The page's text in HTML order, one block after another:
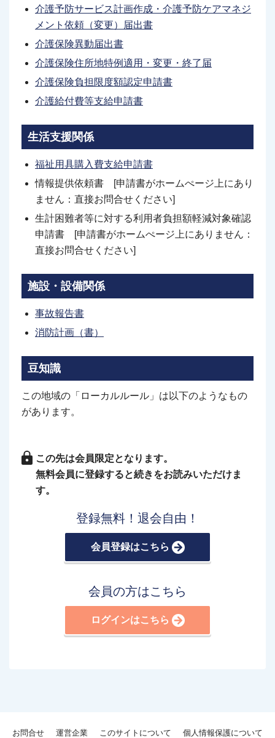
介護予防サービス計画作成・介護予防ケアマネジ
メント依頼（変更）届出書
介護保険異動届出書
介護保険住所地特例適用・変更・終了届
介護保険負担限度額認定申請書
介護給付費等支給申請書
生活支援関係
福祉用具購入費支給申請書
情報提供依頼書 [申請書がホームぺージ上にあり
ません：直接お問合せください]
生計困難者等に対する利用者負担額軽減対象確認
申請書 [申請書がホームぺージ上にありません：
直接お問合せください]
施設・設備関係
事故報告書
消防計画（書）
豆知識
この地域の「ローカルルール」は以下のようなもの
があります。
この先は会員限定となります。
無料会員に登録すると続きをお読みいただけま
す。
登録無料！退会自由！
会員登録はこちら
会員の方はこちら
ログインはこちら
お問合せ 運営企業 このサイトについて 個人情報保護について